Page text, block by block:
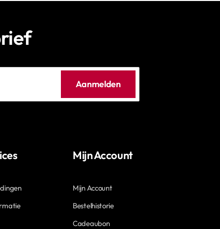
Aanmelden
Mijn Account
Mijn Account
Bestelhistorie
Cadeaubon